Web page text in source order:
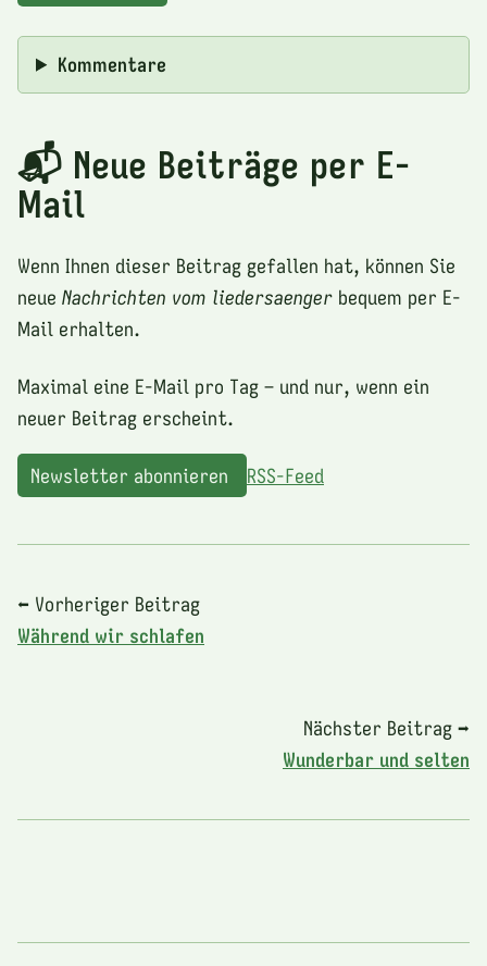
Kommentare
📬 Neue Beiträge per E-
Mail
Wenn Ihnen dieser Beitrag gefallen hat, können Sie
neue Nachrichten vom liedersaenger bequem per E-
Mail erhalten.
Maximal eine E-Mail pro Tag – und nur, wenn ein
neuer Beitrag erscheint.
Newsletter abonnieren RSS-Feed
⬅ Vorheriger Beitrag
Während wir schlafen
Nächster Beitrag ➡
Wunderbar und selten